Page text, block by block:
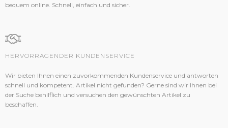
bequem online. Schnell, einfach und sicher.
HERVORRAGENDER KUNDENSERVICE
Wir bieten Ihnen einen zuvorkommenden Kundenservice und antworten
schnell und kompetent. Artikel nicht gefunden? Gerne sind wir Ihnen bei
der Suche behilflich und versuchen den gewünschten Artikel zu
beschaffen.